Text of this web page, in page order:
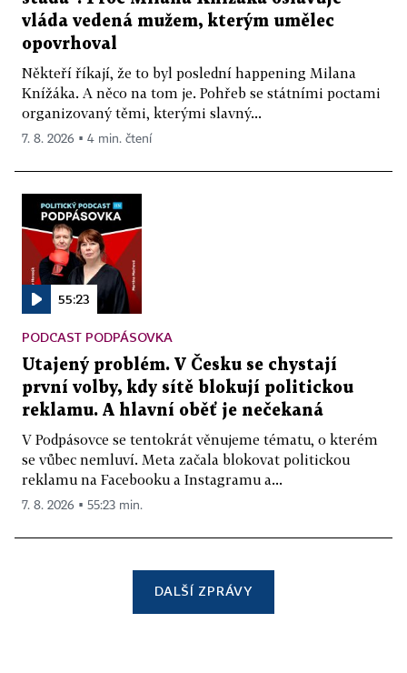
vláda vedená mužem, kterým umělec
opovrhoval
Někteří říkají, že to byl poslední happening Milana
Knížáka. A něco na tom je. Pohřeb se státními poctami
organizovaný těmi, kterými slavný...
7. 8. 2026 ▪ 4 min. čtení
55:23
PODCAST PODPÁSOVKA
Utajený problém. V Česku se chystají
první volby, kdy sítě blokují politickou
reklamu. A hlavní oběť je nečekaná
V Podpásovce se tentokrát věnujeme tématu, o kterém
se vůbec nemluví. Meta začala blokovat politickou
reklamu na Facebooku a Instagramu a...
7. 8. 2026 ▪ 55:23 min.
DALŠÍ ZPRÁVY